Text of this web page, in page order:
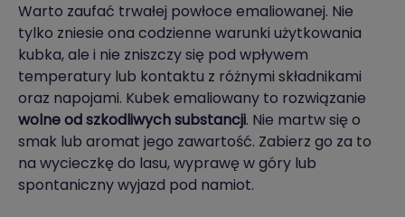
Warto zaufać trwałej powłoce emaliowanej. Nie
tylko zniesie ona codzienne warunki użytkowania
kubka, ale i nie zniszczy się pod wpływem
temperatury lub kontaktu z różnymi składnikami
oraz napojami. Kubek emaliowany to rozwiązanie
wolne od szkodliwych substancji. Nie martw się o
smak lub aromat jego zawartość. Zabierz go za to
na wycieczkę do lasu, wyprawę w góry lub
spontaniczny wyjazd pod namiot.